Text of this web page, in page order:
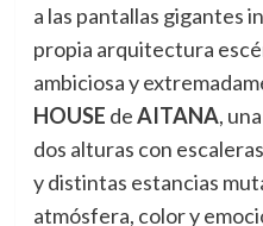
a las pantallas gigantes
propia arquitectura
ambiciosa y
HOUSE deAITANA,
dos alturas con
y distintas estancias
atmósfera, color y